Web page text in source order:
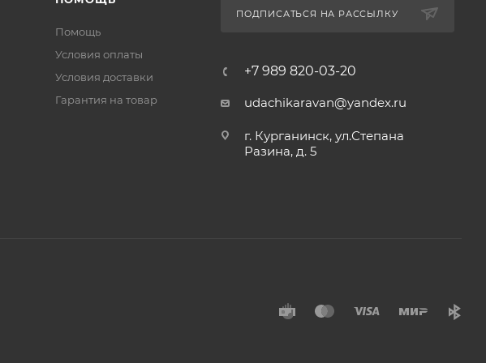
Помощь
Условия оплаты
Условия доставки
Гарантия на товар
ПОДПИСАТЬСЯ НА РАССЫЛКУ
+7 989 820-03-20
udachikaravan@yandex.ru
г. Курганинск, ул.Степана
Разина, д. 5